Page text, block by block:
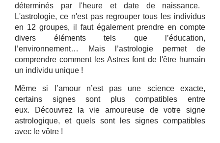
déterminés par l'heure et date de naissance.
L'astrologie, ce n'est pas regrouper tous les individus
en 12 groupes, il faut également prendre en compte
divers éléments tels que l’éducation,
l’environnement… Mais l’astrologie permet de
comprendre comment les Astres font de l'être humain
un individu unique !
Même si l’amour n’est pas une science exacte,
certains signes sont plus compatibles entre
eux. Découvrez la vie amoureuse de votre signe
astrologique, et quels sont les signes compatibles
avec le vôtre !